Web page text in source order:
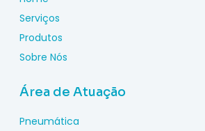
Serviços
Produtos
Sobre Nós
Área de Atuação
Pneumática